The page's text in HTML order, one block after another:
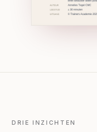
DRIE INZICHTEN